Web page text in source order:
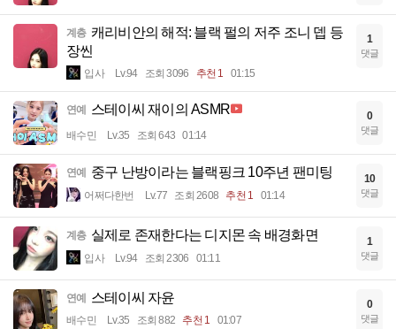
계층 캐리비안의 해적: 블랙 펄의 저주 조니 뎁 등
장씬
입사 Lv.94 조회 3096 추천 1 01:15
1
댓글
연예 스테이씨 재이의 ASMR
배수민 Lv.35 조회 643 01:14
0
댓글
연예 중구 난방이라는 블랙핑크 10주년 팬미팅
어쩌다한번 Lv.77 조회 2608 추천 1 01:14
10
댓글
계층 실제로 존재한다는 디지몬 속 배경화면
입사 Lv.94 조회 2306 01:11
1
댓글
연예 스테이씨 자윤
배수민 Lv.35 조회 882 추천 1 01:07
0
댓글